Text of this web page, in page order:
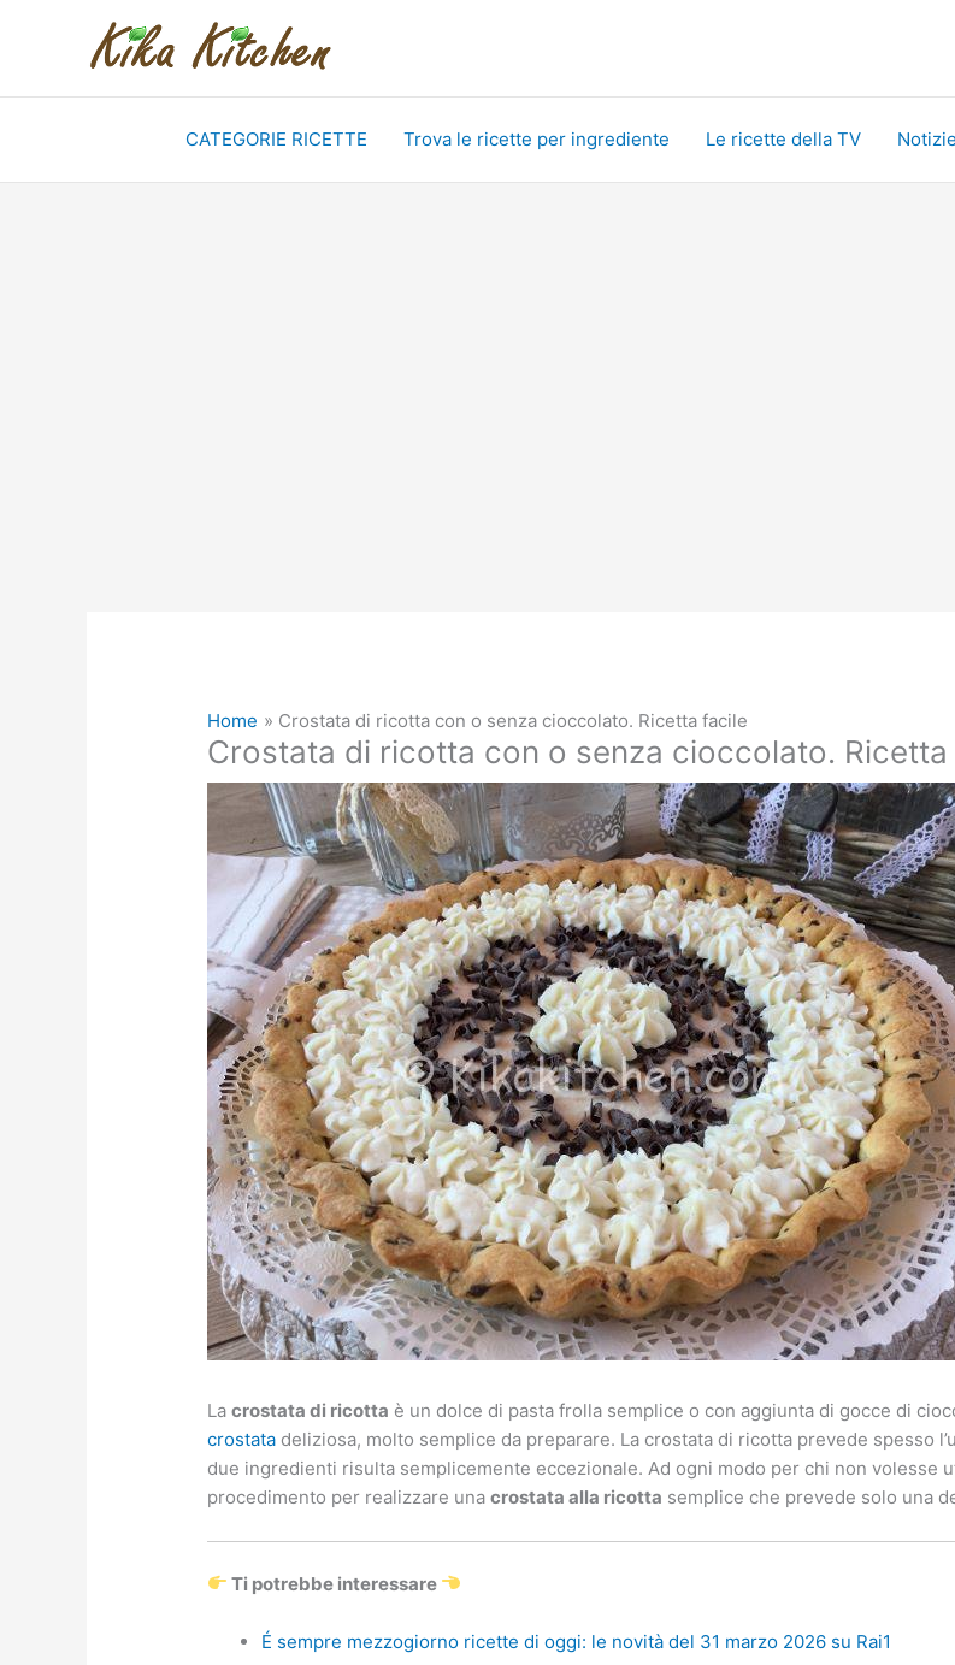
CATEGORIE RICETTE Trova le ricette per ingrediente Le ricette della TV Notizie
Home Crostata di ricotta con o senza cioccolato. Ricetta facile
Crostata di ricotta con o senza cioccolato. Ricetta
Lacrostata di ricotta è un dolce di pasta frolla semplice o con aggiunta di gocce di
crostata deliziosa, molto semplice da preparare. La crostata di ricotta prevede spesso
due ingredienti risulta semplicemente eccezionale. Ad ogni modo per chi non volesse
procedimento per realizzare unacrostata alla ricotta semplice che prevede solo una
Ti potrebbe interessare
É sempre mezzogiorno ricette di oggi: le novità del 31 marzo 2026 su Rai1